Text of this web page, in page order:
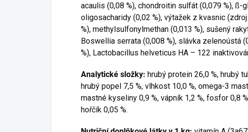
acaulis (0,08 %), chondroitin sulfát (0,079 %), ß-
oligosacharidy (0,02 %), výtažek z kvasnic
%), methylsulfonylmethan (0,013 %), sušený
Boswellia serrata (0,008 %), slávka zelenoústá
%), Lactobacillus helveticus HA – 122
Analytické složky: hrubý protein 26,0 %, hrubý
hrubý popel 7,5 %, vlhkost 10,0 %, omega-3
mastné kyseliny 0,9 %, vápník 1,2 %, fosfor 0,8
hořčík 0,05 %.